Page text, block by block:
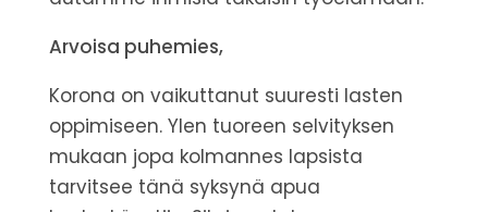
Arvoisa puhemies,
Korona on vaikuttanut suuresti lasten
oppimiseen. Ylen tuoreen selvityksen
mukaan jopa kolmannes lapsista
tarvitsee tänä syksynä apua